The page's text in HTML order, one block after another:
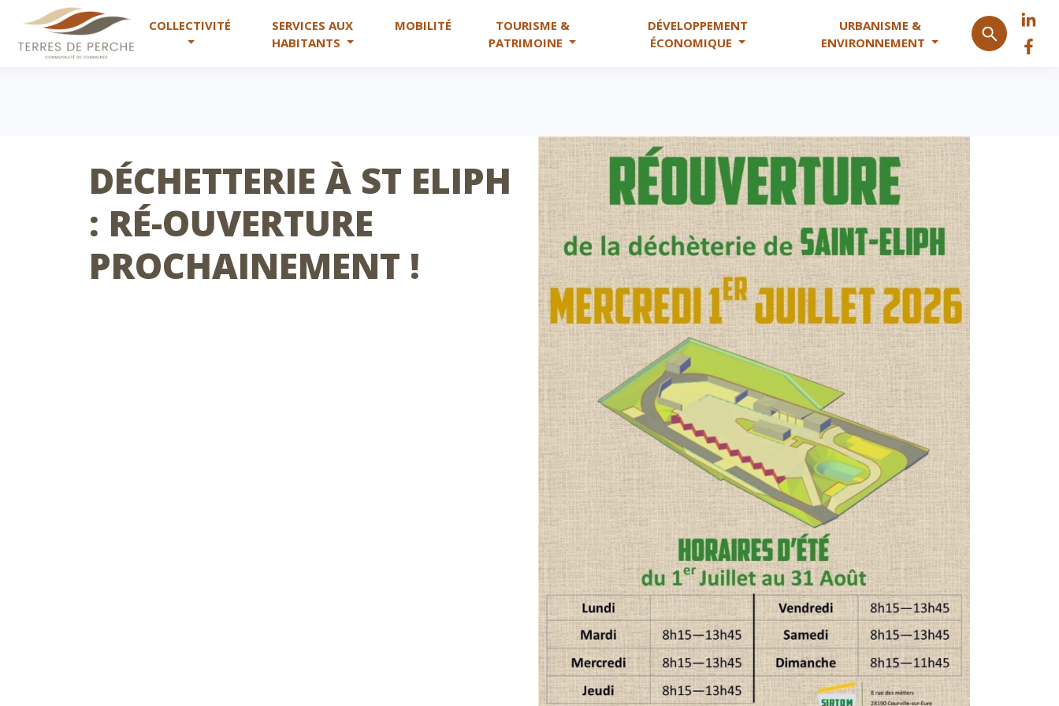
COLLECTIVITÉ
SERVICES AUX
HABITANTS
MOBILITÉ
TOURISME &
PATRIMOINE
DÉVELOPPEMENT
ÉCONOMIQUE
URBANISME &
ENVIRONNEMENT
DÉCHETTERIE À ST ELIPH
: RÉ-OUVERTURE
PROCHAINEMENT !